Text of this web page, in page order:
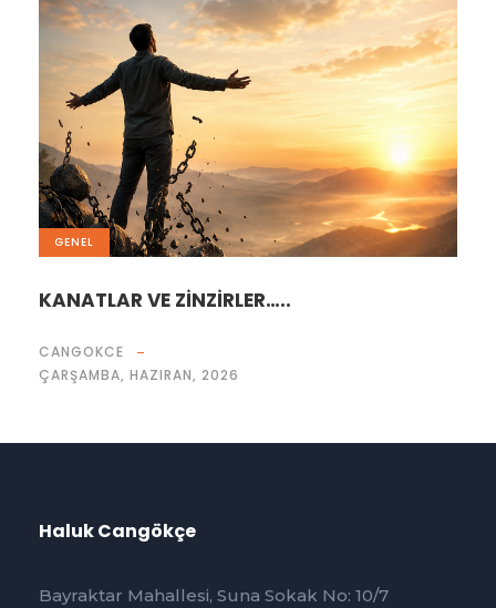
GENEL
KANATLAR VE ZİNZİRLER…..
CANGOKCE
ÇARŞAMBA, HAZIRAN, 2026
Haluk Cangökçe
Bayraktar Mahallesi, Suna Sokak No: 10/7